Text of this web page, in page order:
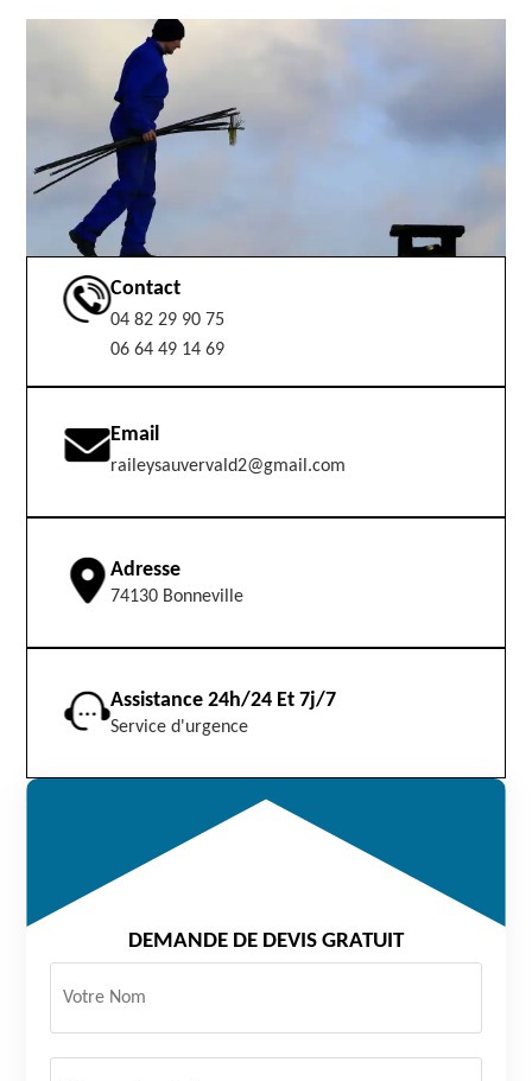
Contact
04 82 29 90 75
06 64 49 14 69
Email
raileysauvervald2@gmail.com
Adresse
74130 Bonneville
Assistance 24h/24 Et 7j/7
Service d'urgence
DEMANDE DE DEVIS GRATUIT